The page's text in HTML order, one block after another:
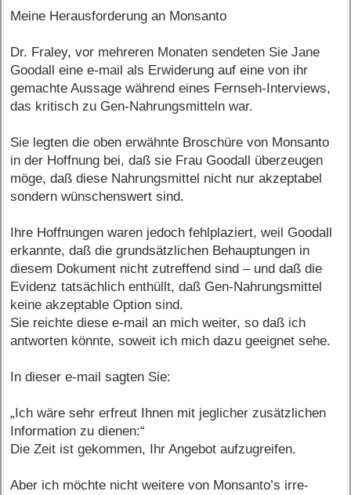
Meine Herausforderung an Monsanto
Dr. Fraley, vor mehreren Monaten sendeten Sie Jane
Goodall eine e-mail als Erwiderung auf eine von ihr
gemachte Aussage während eines Fernseh-Interviews,
das kritisch zu Gen-Nahrungsmitteln war.
Sie legten die oben erwähnte Broschüre von Monsanto
in der Hoffnung bei, daß sie Frau Goodall überzeugen
möge, daß diese Nahrungsmittel nicht nur akzeptabel
sondern wünschenswert sind.
Ihre Hoffnungen waren jedoch fehlplaziert, weil Goodall
erkannte, daß die grundsätzlichen Behauptungen in
diesem Dokument nicht zutreffend sind – und daß die
Evidenz tatsächlich enthüllt, daß Gen-Nahrungsmittel
keine akzeptable Option sind.
Sie reichte diese e-mail an mich weiter, so daß ich
antworten könnte, soweit ich mich dazu geeignet sehe.
In dieser e-mail sagten Sie:
„Ich wäre sehr erfreut Ihnen mit jeglicher zusätzlichen
Information zu dienen:“
Die Zeit ist gekommen, Ihr Angebot aufzugreifen.
Aber ich möchte nicht weitere von Monsanto’s irre-